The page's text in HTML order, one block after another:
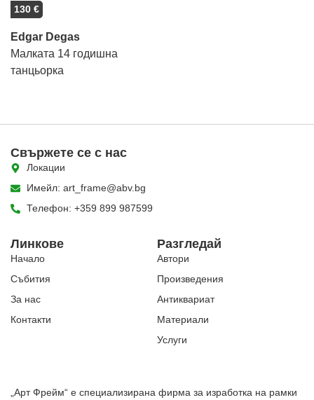
130 €
Edgar Degas
Малката 14 годишна
танцьорка
„Арт Фрейм“ е специализирана фирма за изработка на рамки
Разгледай
Автори
Произведения
Антиквариат
Материали
Услуги
Линкове
Начало
Събития
За нас
Контакти
Свържете се с нас
Локации
Имейл: art_frame@abv.bg
Телефон: +359 899 987599